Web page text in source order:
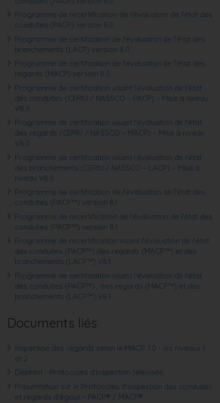
Programme de recertification de l'évaluation de l’état des
conduites (PACP) version 8.0
Programme de certification de l'évaluation de l’état des
branchements (LACP) version 8.0
Programme de certification de l'évaluation de l’état des
regards (MACP) version 8.0
Programme de certification visant l’évaluation de l’état
des conduites (CERIU / NASSCO – PACP) – Mise à niveau
V8.0
Programme de certification visant l’évaluation de l’état
des regards (CERIU / NASSCO – MACP) – Mise à niveau
V8.0
Programme de certification visant l’évaluation de l’état
des branchements (CERIU / NASSCO – LACP) – Mise à
niveau V8.0
Programme de certification de l'évaluation de l’état des
conduites (PACP™) version 8.1
Programme de recertification de l'évaluation de l’état des
conduites (PACP™) version 8.1
Programme de recertification visant l'évaluation de l'état
des conduites (PACP™) des regards (MACP™) et des
branchements (LACP™) V8.1
Programme de certification visant l'évaluation de l'état
des conduites (PACP™) , des regards (MACP™) et des
branchements (LACP™) V8.1
Documents liés
Inspection des regards selon le MACP 7.0 - les niveaux 1
et 2
Dépliant - Protocoles d'inspection télévisée
Présentation sur le Protocoles d’inspection des conduites
et regards d’égout – PACP® / MACP®